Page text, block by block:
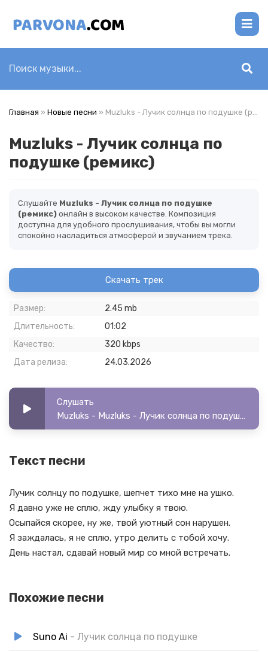
Главная » Новые песни » Muzluks - Лучик солнца по подушке (ремикс)
Muzluks - Лучик солнца по
подушке (ремикс)
Слушайте Muzluks - Лучик солнца по подушке
(ремикс) онлайн в высоком качестве. Композиция
доступна для удобного прослушивания, чтобы вы могли
спокойно насладиться атмосферой и звучанием трека.
Скачать трек
Размер:
2.45 mb
Длительность:
01:02
Качество:
320 kbps
Дата релиза:
24.03.2026
Слушать
Muzluks - Muzluks - Лучик солнца по подушке (ремикс)
Текст песни
Лучик солнцу по подушке, шепчет тихо мне на ушко.
Я давно уже не сплю, жду улыбку я твою.
Осыпайся скорее, ну же, твой уютный сон нарушен.
Я заждалась, я не сплю, утро делить с тобой хочу.
День настал, сдавай новый мир со мной встречать.
Похожие песни
Suno Ai - Лучик солнца по подушке